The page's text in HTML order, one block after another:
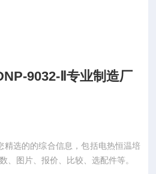
9032-Ⅱ专业制造厂
精选的的综合信息，包括电热恒温培
、图片、报价、比较、选配件等。